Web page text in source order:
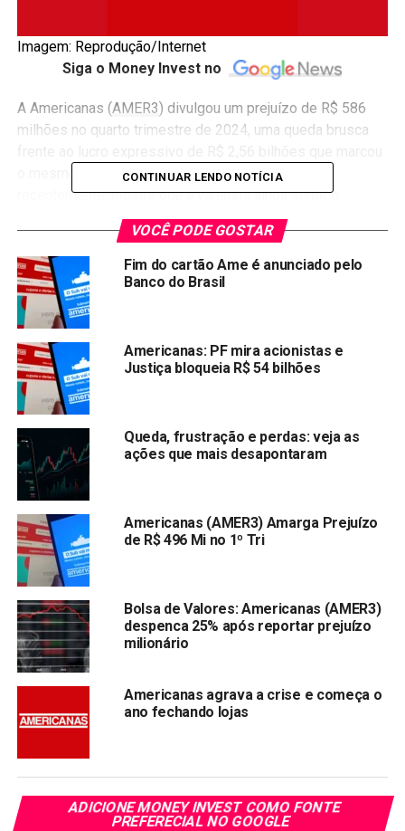
Imagem: Reprodução/Internet
Siga o Money Invest no
A Americanas (AMER3) divulgou um prejuízo de R$ 586
milhões no quarto trimestre de 2024, uma queda brusca
o mesmo período de 2023. O resultado, anunciado
recentemente, mostra que a varejista ainda sente o
impacto de tempos difíceis.
Emrecuperação judicial desde a bomba de uma
fraude
contábil
que explodiu em 2023, deixando um rombo
bilionário nos cofres, a empresa luta para se reerguer. “Os
custos desse processo são altos, mas já conseguimos
enxergar uma saída”, disse Camille Faria, CFO da
Americanas, com um tom que mistura cautela e otimismo.
Nem tudo, porém, é sombra no horizonte. O balanço de
2024 trouxe uma boa notícia aos acionistas: a companhia
fechou o ano com um lucro líquido de R$ 8,231 milhões,
deixando para trás o prejuízo de R$ 2,272 bilhões
registrado em 2023. Um sinal de que, mesmo
cambaleando, a Americanas pode estar encontrando o
caminho de volta à estabilidade.
Compartilhar:
Copy
Link
WhatsApp
Twitter
Facebook
Reddit
Email
TÓPICOS RELACIONADOS:
Petrobras perde R$ 23 bilhões em valor de mercado
CONTINUAR LENDO NOTÍCIA
VOCÊ PODE GOSTAR
Fim do cartão Ame é anunciado pelo
Banco do Brasil
Americanas: PF mira acionistas e
Justiça bloqueia R$ 54 bilhões
Queda, frustração e perdas: veja as
ações que mais desapontaram
Americanas (AMER3) Amarga Prejuízo
de R$ 496 Mi no 1º Tri
Bolsa de Valores: Americanas (AMER3)
despenca 25% após reportar prejuízo
milionário
Americanas agrava a crise e começa o
ano fechando lojas
ADICIONE MONEY INVEST COMO FONTE
PREFERECIAL NO GOOGLE